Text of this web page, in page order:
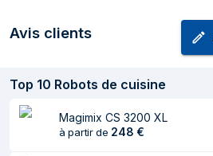
Largeur 356 mm
Profondeur
410 mm
Avis clients
Top 10 Robots de cuisine
Magimix CS 3200 XL
à partir de 248 €